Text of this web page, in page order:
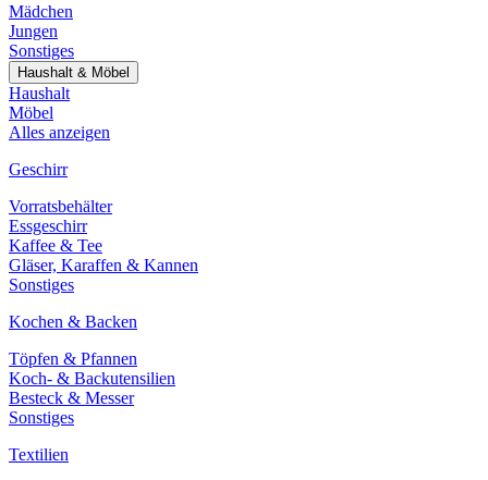
Mädchen
Jungen
Sonstiges
Haushalt & Möbel
Haushalt
Möbel
Alles anzeigen
Geschirr
Vorratsbehälter
Essgeschirr
Kaffee & Tee
Gläser, Karaffen & Kannen
Sonstiges
Kochen & Backen
Töpfen & Pfannen
Koch- & Backutensilien
Besteck & Messer
Sonstiges
Textilien